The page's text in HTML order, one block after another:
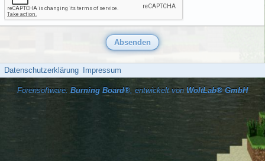
Datenschutzerklärung Impressum
Forensoftware: Burning Board®, entwickelt von WoltLab® GmbH